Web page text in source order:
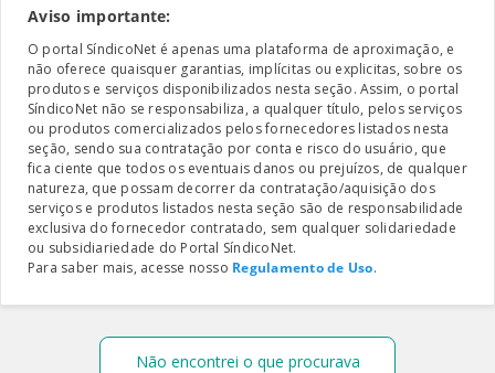
Aviso importante:
O portal SíndicoNet é apenas uma plataforma de aproximação, e
não oferece quaisquer garantias, implícitas ou explicitas, sobre os
produtos e serviços disponibilizados nesta seção. Assim, o portal
SíndicoNet não se responsabiliza, a qualquer título, pelos serviços
ou produtos comercializados pelos fornecedores listados nesta
seção, sendo sua contratação por conta e risco do usuário, que
fica ciente que todos os eventuais danos ou prejuízos, de qualquer
natureza, que possam decorrer da contratação/aquisição dos
serviços e produtos listados nesta seção são de responsabilidade
exclusiva do fornecedor contratado, sem qualquer solidariedade
ou subsidiariedade do Portal SíndicoNet.
Para saber mais, acesse nosso Regulamento de Uso.
Não encontrei o que procurava